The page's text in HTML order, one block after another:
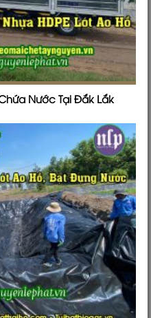
Nước Tại Đắk Lắk